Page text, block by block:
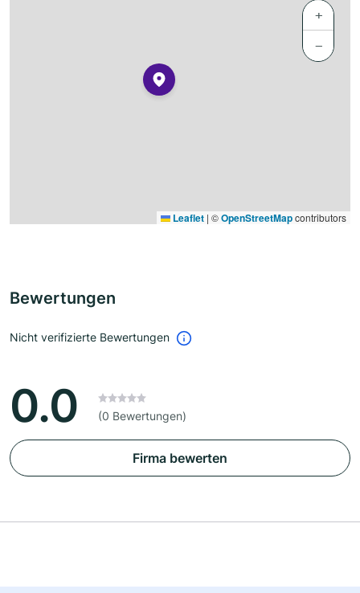
+
−
Leaflet | ©OpenStreetMapcontributors
Bewertungen
Nicht verifizierte Bewertungen
0.0 (0 Bewertungen)
Firma bewerten